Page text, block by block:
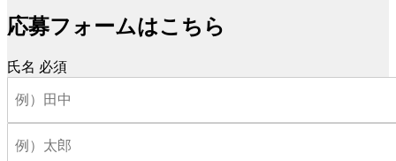
応募フォームはこちら
氏名 必須